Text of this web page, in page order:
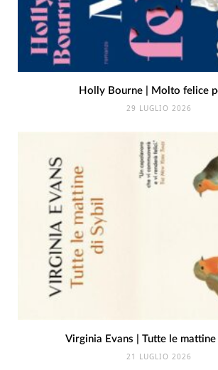
Holly Bourne | Molto felice
29 LUGLIO 2026
Virginia Evans | Tutte le mattine
21 LUGLIO 2026